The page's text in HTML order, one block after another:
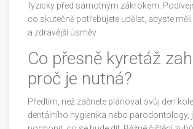
fyzicky před samotným zákrokem.
co skutečně potřebujete udělat, abyste
a zdravější úsměv.
Co přesně kyretáž
proč je nutná?
Předtím, než začnete plánovat svůj den
dentálního hygienika nebo parodontology,